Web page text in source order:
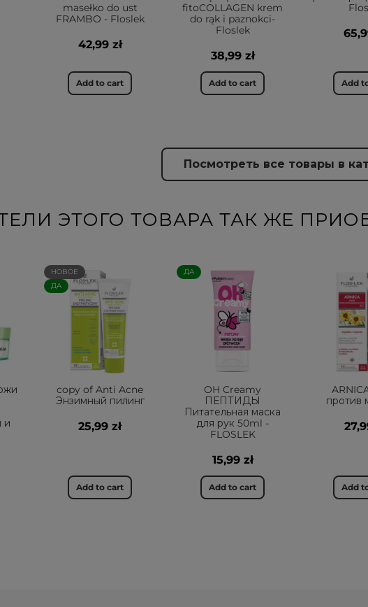
masełko do ust
FRAMBO - Floslek
42,99 zł
Add to cart
fitoCOLLAGEN krem
do rąk i paznokci-
Floslek
38,99 zł
Add to cart Add
Посмотреть все товары в
ЭТОГО ТОВАРА ТАК ЖЕ
и
НОВОЕ
ДА
copy of Anti Acne
Энзимный пилинг
25,99 zł
Add to cart
ДА
OH Creamy
ПЕПТИДЫ
Питательная маска
для рук 50ml -
FLOSLEK
15,99 zł
Add to cart
против
Add